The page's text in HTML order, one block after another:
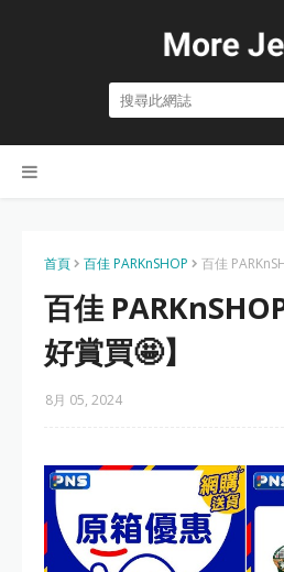
首頁 百佳 PARKnSHOP 百佳
百佳
好賞買🤩】
8月 05, 2024